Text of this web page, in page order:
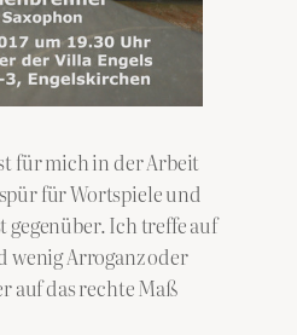
für mich in der Arbeit
für Wortspiele und
gegenüber. Ich treffe auf
Arroganz oder
auf das rechte Maß